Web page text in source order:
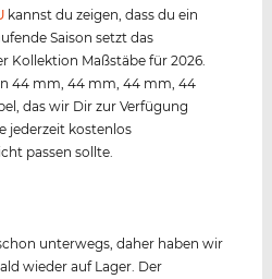
kannst du zeigen, dass du ein
Saison setzt das
Kollektion Maßstäbe für 2026.
44 mm, 44 mm, 44 mm, 44
das wir Dir zur Verfügung
jederzeit kostenlos
passen sollte.
unterwegs, daher haben wir
wieder auf Lager. Der